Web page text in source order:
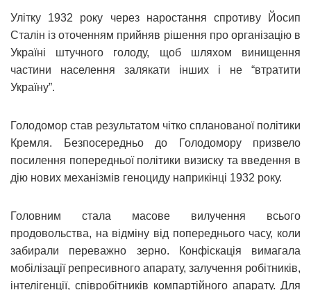
Улітку 1932 року через наростання спротиву Йосип
Сталін із оточенням прийняв рішення про організацію в
Україні штучного голоду, щоб шляхом винищення
частини населення залякати інших і не “втратити
Україну”.
Голодомор став результатом чітко спланованої політики
Кремля. Безпосередньо до Голодомору призвело
посилення попередньої політики визиску та введення в
дію нових механізмів геноциду наприкінці 1932 року.
Головним стала масове вилучення всього
продовольства, на відміну від попереднього часу, коли
забирали переважно зерно. Конфіскація вимагала
мобілізації репресивного апарату, залучення робітників,
інтелігенції, співробітників компартійного апарату. Для